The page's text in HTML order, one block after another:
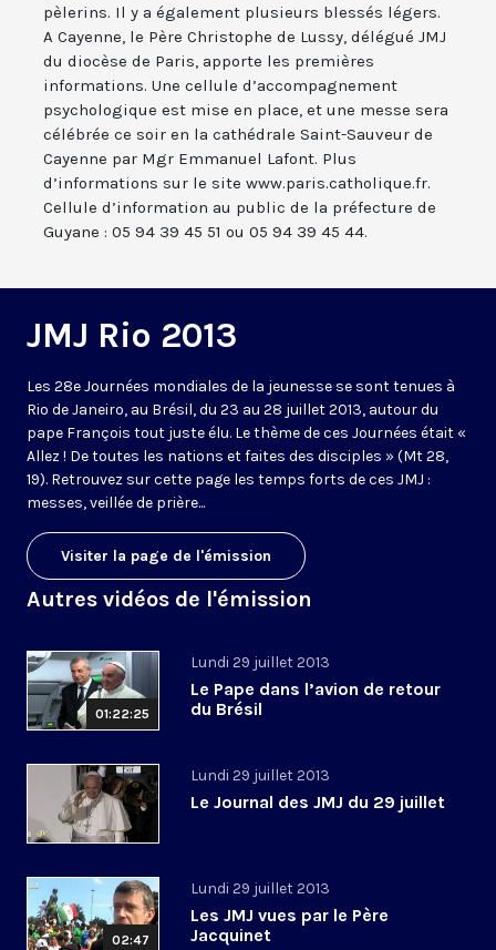
pèlerins. Il y a également plusieurs blessés légers.
A Cayenne, le Père Christophe de Lussy, délégué JMJ
du diocèse de Paris, apporte les premières
informations. Une cellule d’accompagnement
psychologique est mise en place, et une messe sera
célébrée ce soir en la cathédrale Saint-Sauveur de
Cayenne par Mgr Emmanuel Lafont. Plus
d’informations sur le site www.paris.catholique.fr.
Cellule d’information au public de la préfecture de
Guyane : 05 94 39 45 51 ou 05 94 39 45 44.
JMJ Rio 2013
Les 28e Journées mondiales de la jeunesse se sont tenues à
Rio de Janeiro, au Brésil, du 23 au 28 juillet 2013, autour du
pape François tout juste élu. Le thème de ces Journées était «
Allez ! De toutes les nations et faites des disciples » (Mt 28,
19). Retrouvez sur cette page les temps forts de ces JMJ :
messes, veillée de prière...
Visiter la page de l'émission
Autres vidéos de l'émission
01:22:25
Lundi 29 juillet 2013
Le Pape dans l’avion de retour
du Brésil
Lundi 29 juillet 2013
Le Journal des JMJ du 29 juillet
02:47
Lundi 29 juillet 2013
Les JMJ vues par le Père
Jacquinet